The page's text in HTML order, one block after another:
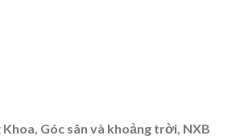
Góc sân và khoảng trời, NXB